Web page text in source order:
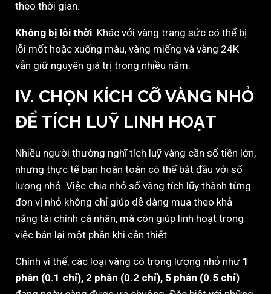
theo thời gian.
Không bị lỗi thời: Khác với vàng trang sức có thể bị
lỗi mốt hoặc xuống màu, vàng miếng và vàng 24K
vẫn giữ nguyên giá trị trong nhiều năm.
IV. CHỌN KÍCH CỠ VÀNG NHỎ
ĐỂ TÍCH LUỸ LINH HOẠT
Nhiều người thường nghĩ tích luỹ vàng cần số tiền lớn,
nhưng thực tế bạn hoàn toàn có thể bắt đầu với số
lượng nhỏ. Việc chia nhỏ số vàng tích lũy thành từng
đơn vị nhỏ không chỉ giúp dễ dàng mua theo khả
năng tài chính cá nhân, mà còn giúp linh hoạt trong
việc bán lại một phần khi cần thiết.
Chính vì thế, các loại vàng có trọng lượng nhỏ như 1
phân (0.1 chỉ), 2 phân (0.2 chỉ), 5 phân (0.5 chỉ)